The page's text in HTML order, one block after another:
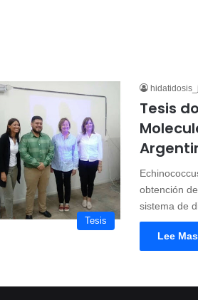
Tesis
Tesis
obtención
sistema de
Lee